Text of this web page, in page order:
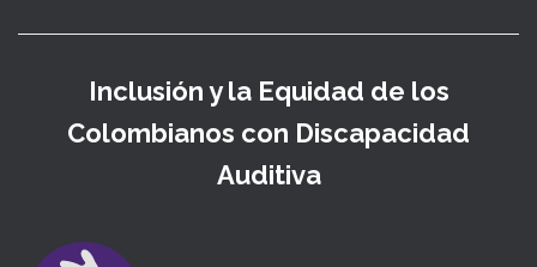
Inclusión y la Equidad de los
Colombianos con Discapacidad
Auditiva